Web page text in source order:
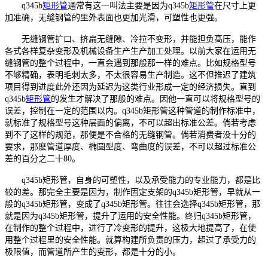
q345b矩形管通常有这一叫法主要是因为q345b矩形管在尺寸上更
加准确，无缝钢管的里外表面也更加光滑，可塑性也更强。
无缝钢管扩口、挤扁无缝隙、冷拉不变形，并能担负髙压，能作
各式各样复杂变形及机械设备生产生产加工处理。以前大家在运用无
缝钢管的整个过程中，一直会遇到那般那一样的难点。比如规格型号
不够精确，表明毛刺太多，不太很容易生产制造。这不但推迟了建筑
项目得到进度此外还因为延迟为这类行业形成一定的经济损失。直到
q345b矩形管的发生才解决了那般的难点。因他一直可以将规格型号的
误差，控制在一定的范围以内。q345b矩形管这种管道的制作标准中，
就标准了规格型号这种层面的偏离，不可以超出标准公差。倘若考虑
到不了这样的规范，那便是不合格的无缝钢管。倘若消费者没十分的
要求，那麽管道厚度、椭圆型度、弯曲度的误差，不可以超过标准公
差的百分之二十80。
q345b矩形管，自身的可塑性，以及承受能力的专业能力，都是比
较的差。那完全主要是因为，制作固定支架的q345b矩形管，早就从一
般的q345b矩形管，变成了q345b矩形管。往往会选择q345b矩形管，那
就是因为q345b矩形管，提升了运用的安全性能。终归q345b矩形管，
在制作的整个过程中，进行了冷变形的提升，这极大地提高了，在使
用整个过程里的安全性能。就算构建所负责的压力，超过了承受力的
极限值，而管道所产生的变形，都是十分的小。